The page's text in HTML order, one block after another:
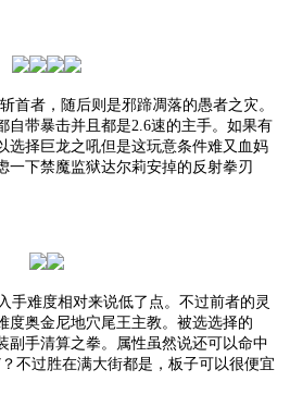
首者，随后则是邪蹄凋落的愚者之灾。
自带暴击并且都是2.6速的主手。如果有
选择巨龙之吼但是这玩意条件难又血妈
一下禁魔监狱达尔莉安掉的反射拳刃
手难度相对来说低了点。不过前者的灵
度奥金尼地穴尾王主教。被选选择的
副手清算之拳。属性虽然说还可以命中
不过胜在满大街都是，板子可以很便宜